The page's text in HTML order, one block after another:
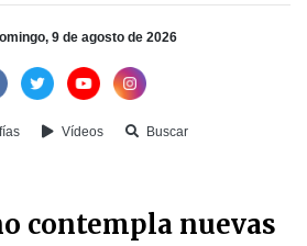
9 de agosto de 2026
Vídeos Buscar
contempla nuevas